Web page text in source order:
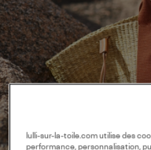
lulli-sur-la-toile.com utilise des
performance, personnalisation,